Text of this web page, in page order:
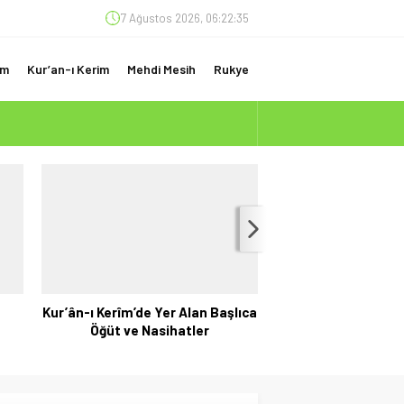
7 Ağustos 2026, 06:22:36
Kur’an-ı Kerim Mehdi Mesih Rukye
Kur’ân-ı Kerîm’de Yer Alan Başlıca
Öğüt ve Nasihatler